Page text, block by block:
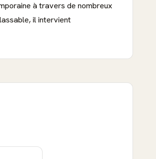
à travers de nombreux
il intervient